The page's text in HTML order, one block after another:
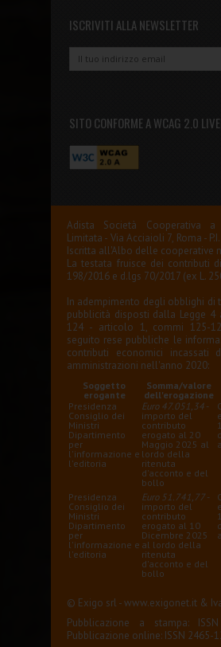
ISCRIVITI ALLA NEWSLETTER
SITO CONFORME A WCAG 2.0
Adista Società Cooperativa a
Limitata - Via Acciaioli 7, Roma -
Iscritta all'Albo delle cooperative
La testata fruisce dei contributi
198/2016 e d.lgs 70/2017 (ex L.
In adempimento degli obblighi di
pubblicità disposti dalla Legge 4
124 - articolo 1, commi 125-
seguito rese pubbliche le
contributi economici incassati
amministrazioni nell'anno 2020:
Soggetto
erogante
Somma/valore
dell'erogazione
Presidenza
Consiglio dei
Ministri
Dipartimento
per
l'informazione e
l'editoria
Euro 47.051,34 -
importo del
contributo
erogato al 20
Maggio 2025 al
lordo della
ritenuta
d'acconto e del
bollo
Presidenza
Consiglio dei
Ministri
Dipartimento
per
l'informazione e
l'editoria
Euro 51.741,77 -
importo del
contributo
erogato al 10
Dicembre 2025
al lordo della
ritenuta
d'acconto e del
bollo
© Exigo srl -www.exigonet.it &
Pubblicazione a stampa:
Pubblicazione online: ISSN 2465-